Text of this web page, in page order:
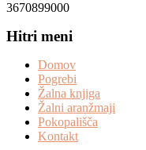
3670899000
Hitri meni
Domov
Pogrebi
Žalna knjiga
Žalni aranžmaji
Pokopališča
Kontakt